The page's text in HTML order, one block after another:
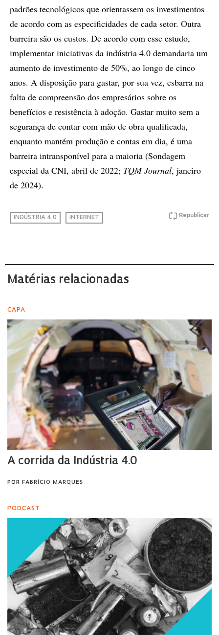
padrões tecnológicos que orientassem os investimentos
de acordo com as especificidades de cada setor. Outra
barreira são os custos. De acordo com esse estudo,
implementar iniciativas da indústria 4.0 demandaria um
aumento de investimento de 50%, ao longo de cinco
anos. A disposição para gastar, por sua vez, esbarra na
falta de compreensão dos empresários sobre os
benefícios e resistência à adoção. Gastar muito sem a
segurança de contar com mão de obra qualificada,
enquanto mantém produção e contas em dia, é uma
barreira intransponível para a maioria (Sondagem
especial da CNI, abril de 2022; TQM Journal, janeiro
de 2024).
Republicar
INDÚSTRIA 4.0 INTERNET